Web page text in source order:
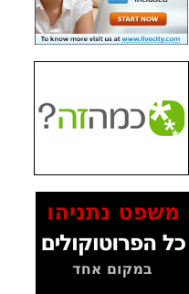
האם השר איוב קרא
היה צריך בכלל לחתום
האם ביבי וקרא קבלו
בכלל תמורה עבור
ההטבות הרגולטוריות
המסמכים בנושא בזק-
Yes (תיק 4000)
מוכיחים "תפירת תיק"
לאיש הלא נכון! -כאן
עובדות ומסמכים